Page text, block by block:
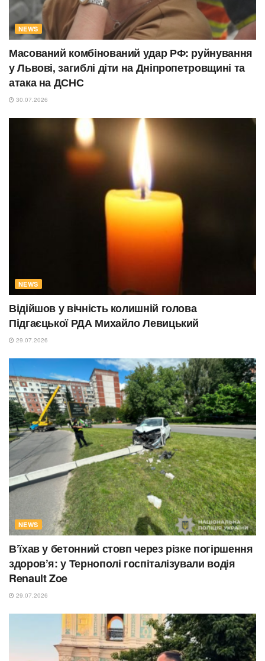
NEWS
Масований комбінований удар РФ: руйнування
у Львові, загиблі діти на Дніпропетровщині та
атака на ДСНС
30.07.2026
NEWS
Відійшов у вічність колишній голова
Підгаєцької РДА Михайло Левицький
29.07.2026
NEWS
В’їхав у бетонний стовп через різке погіршення
здоров’я: у Тернополі госпіталізували водія
Renault Zoe
29.07.2026